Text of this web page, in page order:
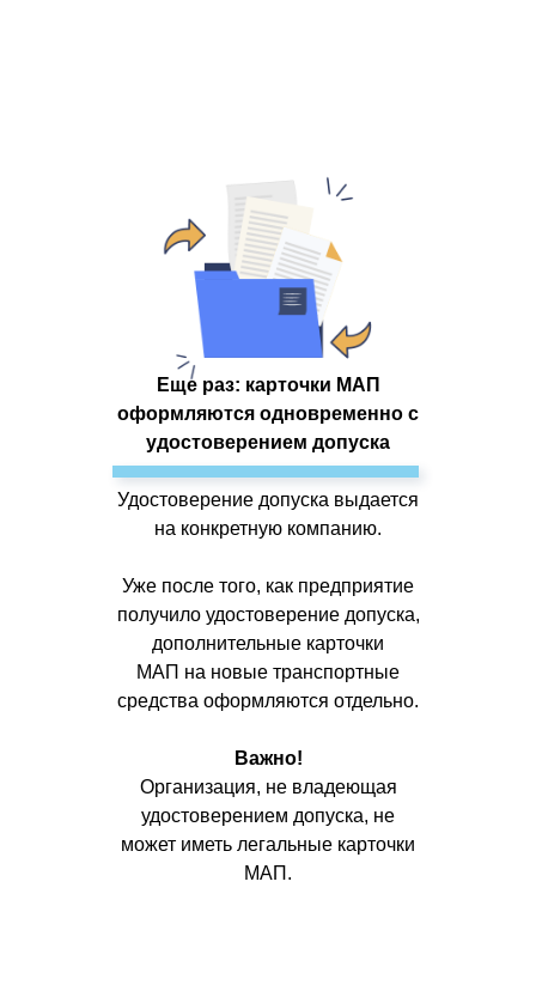
Еще раз: карточки МАП
оформляются одновременно с
удостоверением допуска
Удостоверение допуска выдается
на конкретную компанию.
Уже после того, как предприятие
получило удостоверение допуска,
дополнительные карточки
МАП на новые транспортные
средства оформляются отдельно.
Важно!
Организация, не владеющая
удостоверением допуска, не
может иметь легальные карточки
МАП.